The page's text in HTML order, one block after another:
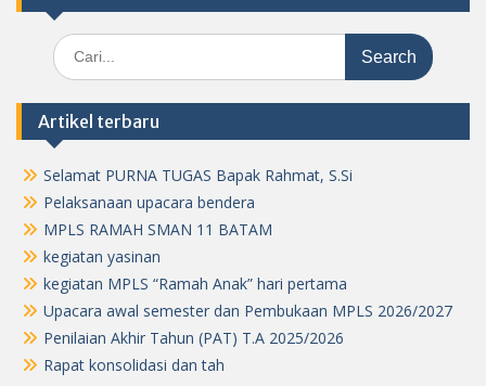
Search
for:
Artikel terbaru
Selamat PURNA TUGAS Bapak Rahmat, S.Si
Pelaksanaan upacara bendera
MPLS RAMAH SMAN 11 BATAM
kegiatan yasinan
kegiatan MPLS “Ramah Anak” hari pertama
Upacara awal semester dan Pembukaan MPLS 2026/2027
Penilaian Akhir Tahun (PAT) T.A 2025/2026
Rapat konsolidasi dan tah